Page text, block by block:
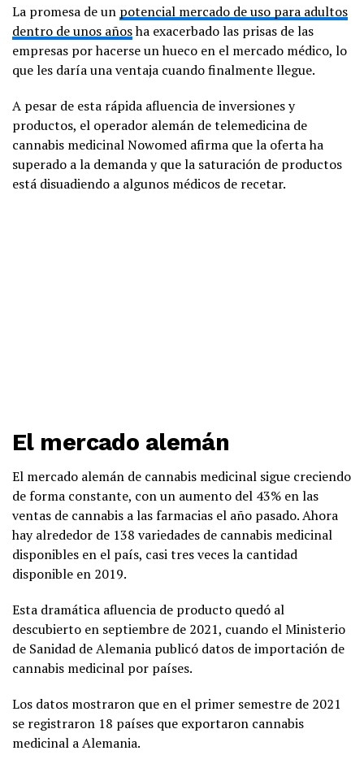
La promesa de un potencial mercado de uso para adultos
dentro de unos añosha exacerbado las prisas de las
empresas por hacerse un hueco en el mercado médico, lo
que les daría una ventaja cuando finalmente llegue.
A pesar de esta rápida afluencia de inversiones y
productos, el operador alemán de telemedicina de
cannabis medicinal Nowomed afirma que la oferta ha
superado a la demanda y que la saturación de productos
está disuadiendo a algunos médicos de recetar.
El mercado alemán
El mercado alemán de cannabis medicinal sigue creciendo
de forma constante, con un aumento del 43% en las
ventas de cannabis a las farmacias el año pasado. Ahora
hay alrededor de 138 variedades de cannabis medicinal
disponibles en el país, casi tres veces la cantidad
disponible en 2019.
Esta dramática afluencia de producto quedó al
descubierto en septiembre de 2021, cuando el Ministerio
de Sanidad de Alemania publicó datos de importación de
cannabis medicinal por países.
Los datos mostraron que en el primer semestre de 2021
se registraron 18 países que exportaron cannabis
medicinal a Alemania.